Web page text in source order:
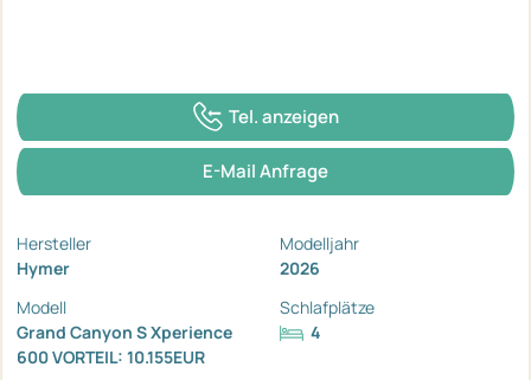
Tel. anzeigen
E-Mail Anfrage
Hersteller
Hymer
Modelljahr
2026
Modell
Grand Canyon S Xperience
600 VORTEIL: 10.155EUR
Schlafplätze
4